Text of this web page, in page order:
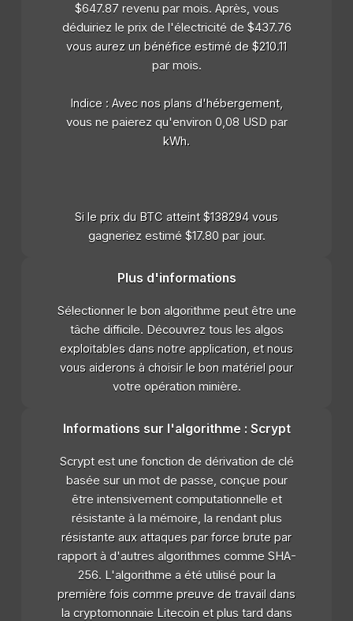
$647.87 revenu par mois. Après, vous
déduiriez le prix de l'électricité de $437.76
vous aurez un bénéfice estimé de $210.11
par mois.
Indice : Avec nos plans d'hébergement,
vous ne paierez qu'environ 0,08 USD par
kWh.
Si le prix du BTC atteint $138294 vous
gagneriez estimé $17.80 par jour.
Plus d'informations
Sélectionner le bon algorithme peut être une
tâche difficile. Découvrez tous les algos
exploitables dans notre application, et nous
vous aiderons à choisir le bon matériel pour
votre opération minière.
Informations sur l'algorithme : Scrypt
Scrypt est une fonction de dérivation de clé
basée sur un mot de passe, conçue pour
être intensivement computationnelle et
résistante à la mémoire, la rendant plus
résistante aux attaques par force brute par
rapport à d'autres algorithmes comme SHA-
256. L'algorithme a été utilisé pour la
première fois comme preuve de travail dans
la cryptomonnaie Litecoin et plus tard dans